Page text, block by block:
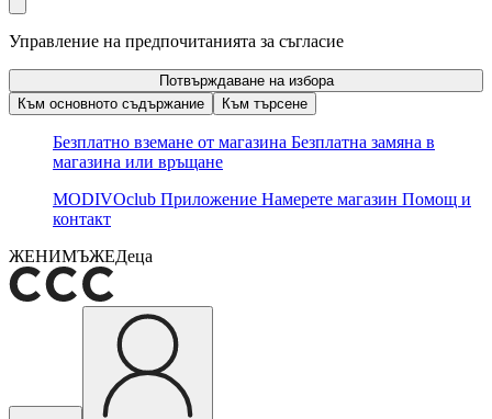
Управление на предпочитанията за съгласие
Потвърждаване на избора
Към основното съдържание
Към търсене
Безплатно вземане от магазина Безплатна замяна в
магазина или връщане
MODIVOclub Приложение Намерете магазин Помощ и
контакт
ЖЕНИМЪЖЕДеца